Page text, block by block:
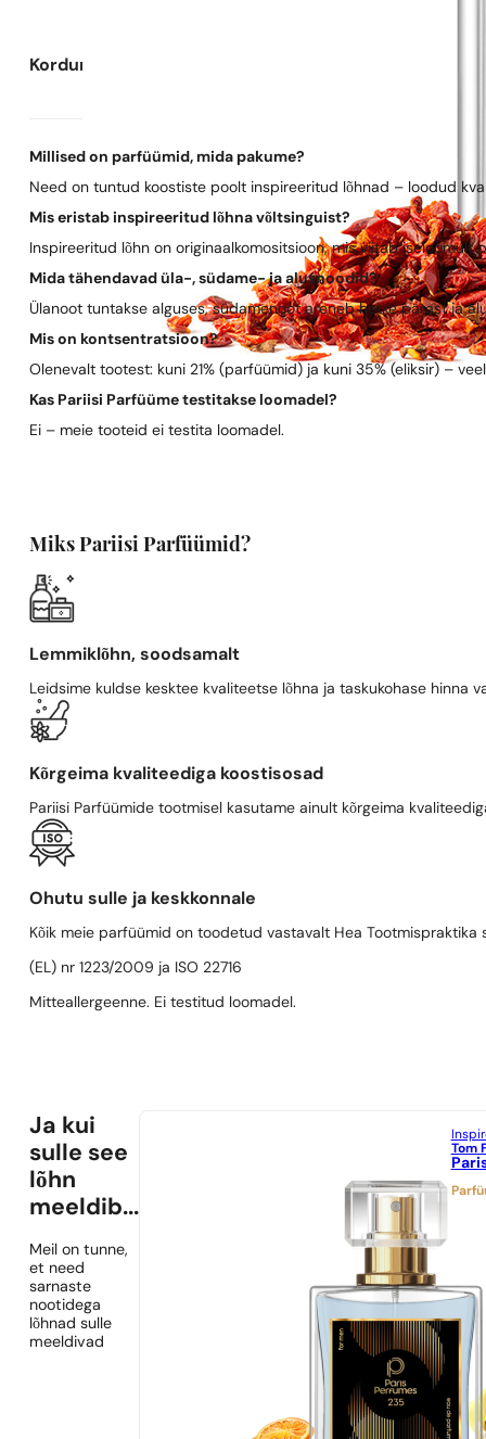
Korduma kippuvad küsimused
Millised on parfüümid, mida pakume?
Need on tuntud koostiste poolt inspireeritud lõhnad – loodud
Mis eristab inspireeritud lõhna võltsinguist?
Inspireeritud lõhn on originaalkomositsioon, mis viitab
Mida tähendavad üla-, südame- ja alusnoodid?
Ülanoot tuntakse alguses, südamenoot areneb hetke pärast ja
Mis on kontsentratsioon?
Olenevalt tootest: kuni 21% (parfüümid) ja kuni 35% (eliksir) –
Kas Pariisi Parfüüme testitakse loomadel?
Ei – meie tooteid ei testita loomadel.
Miks Pariisi Parfüümid?
Lemmiklõhn, soodsamalt
Leidsime kuldse kesktee kvaliteetse lõhna ja taskukohase hinna
Kõrgeima kvaliteediga koostisosad
Pariisi Parfüümide tootmisel kasutame ainult kõrgeima
Ohutu sulle ja keskkonnale
Kõik meie parfüümid on toodetud vastavalt Hea Tootmispraktika
(EL) nr 1223/2009 ja ISO 22716
Mitteallergeenne. Ei testitud loomadel.
Ja kui
sulle see
lõhn
meeldib...
Meil on tunne,
et need
sarnaste
nootidega
lõhnad sulle
meeldivad
Tom